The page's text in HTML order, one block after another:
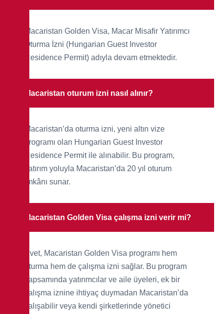
Macaristan Golden Visa, Macar Misafir Yatırımcı
Oturma İzni (Hungarian Guest Investor
Residence Permit) adıyla devam etmektedir.
Macaristan oturum izni nasıl alınır?
Macaristan’da oturma izni, yeni altın vize
programı olan Hungarian Guest Investor
Residence Permit ile alınabilir. Bu program,
yatırım yoluyla Macaristan’da 20 yıl oturum
imkânı sunar.
Macaristan Golden Visa çalışma izni verir mi?
Evet, Macaristan Golden Visa programı hem
oturma hem de çalışma izni sağlar. Bu program
kapsamında yatırımcılar ve aile üyeleri, ek bir
çalışma iznine ihtiyaç duymadan Macaristan’da
çalışabilir veya kendi şirketlerinde yönetici